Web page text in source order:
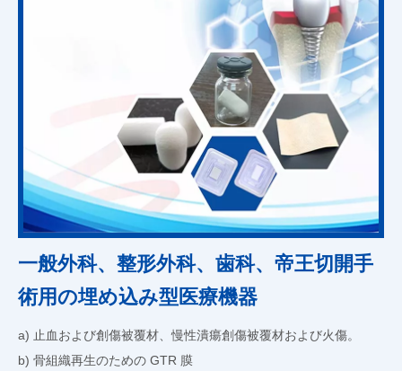
一般外科、整形外科、歯科、帝王切開手
術用の埋め込み型医療機器
a) 止血および創傷被覆材、慢性潰瘍創傷被覆材および火傷。
b) 骨組織再生のための GTR 膜